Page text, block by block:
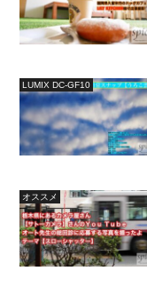
LUMIX DC-GF10
オススメ